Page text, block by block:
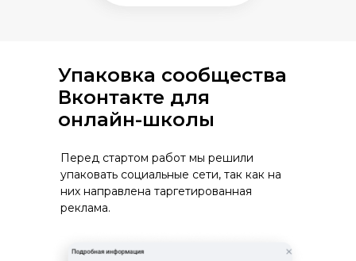
Упаковка сообщества
Вконтакте для
онлайн-школы
Перед стартом работ мы решили
упаковать социальные сети, так как на
них направлена таргетированная
реклама.